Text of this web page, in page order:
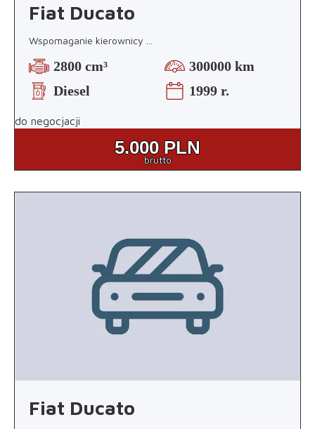
Fiat Ducato
Wspomaganie kierownicy
2800 cm³
300000 km
Diesel
1999 r.
do negocjacji
5.000 PLN
brutto
Fiat Ducato